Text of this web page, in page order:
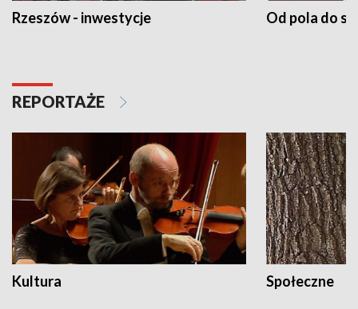
Rzeszów - inwestycje Od pola do
REPORTAŻE
Kultura Społeczne